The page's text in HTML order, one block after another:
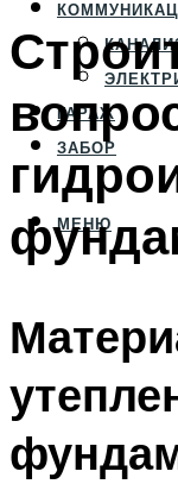
ГАРАЖ
ЗАБОР
МЕНЮ